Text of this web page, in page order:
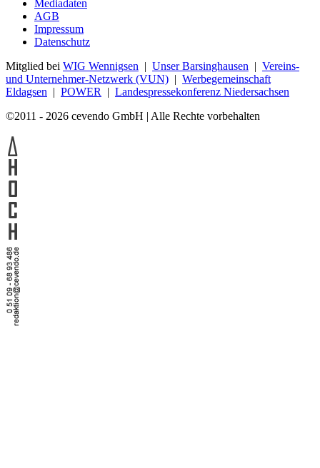
Mediadaten
AGB
Impressum
Datenschutz
Mitglied bei WIG Wennigsen | Unser Barsinghausen | Vereins-
und Unternehmer-Netzwerk (VUN) | Werbegemeinschaft
Eldagsen | POWER | Landespressekonferenz Niedersachsen
©2011 - 2026 cevendo GmbH | Alle Rechte vorbehalten